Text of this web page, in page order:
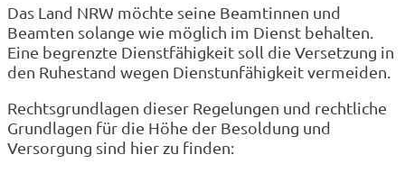
Das Land NRW möchte seine Beamtinnen und
Beamten solange wie möglich im Dienst behalten.
Eine begrenzte Dienstfähigkeit soll die Versetzung in
den Ruhestand wegen Dienstunfähigkeit vermeiden.
Rechtsgrundlagen dieser Regelungen und rechtliche
Grundlagen für die Höhe der Besoldung und
Versorgung sind hier zu finden: